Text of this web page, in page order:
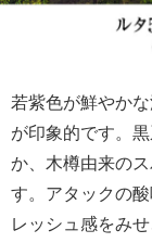
若紫色が鮮やか
が印象的です。
か、木樽由来の
す。アタックの
レッシュ感をみ